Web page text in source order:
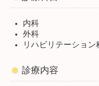
交通案内
院長の一口メモ
デイケアセンターかわぞ
内科
外科
リハビリテーション
診療内容